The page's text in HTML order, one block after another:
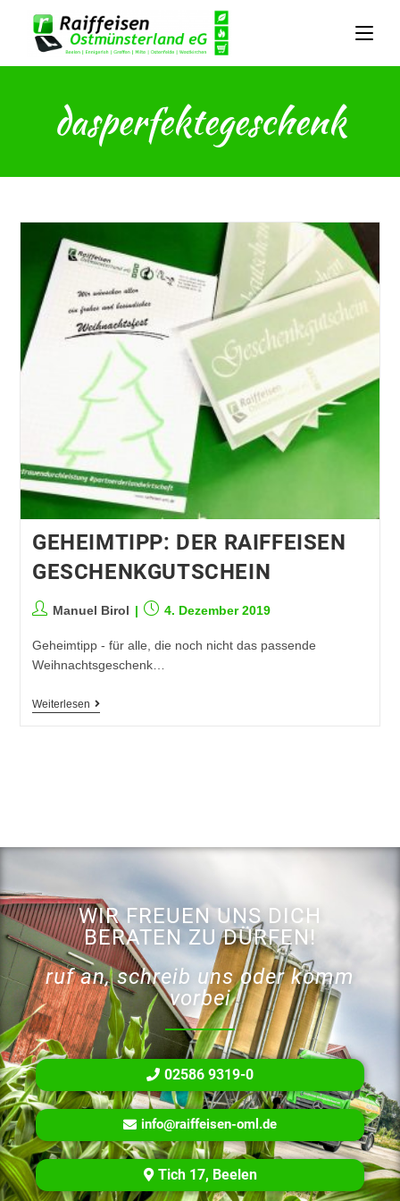
dasperfektegeschenk
GEHEIMTIPP: DER RAIFFEISEN
GESCHENKGUTSCHEIN
Manuel Birol 4. Dezember 2019
Geheimtipp - für alle, die noch nicht das passende
Weihnachtsgeschenk…
Weiterlesen
WIR FREUEN UNS DICH
BERATEN ZU DÜRFEN!
ruf an, schreib uns oder komm
vorbei
02586 9319-0
info@raiffeisen-oml.de
Tich 17, Beelen